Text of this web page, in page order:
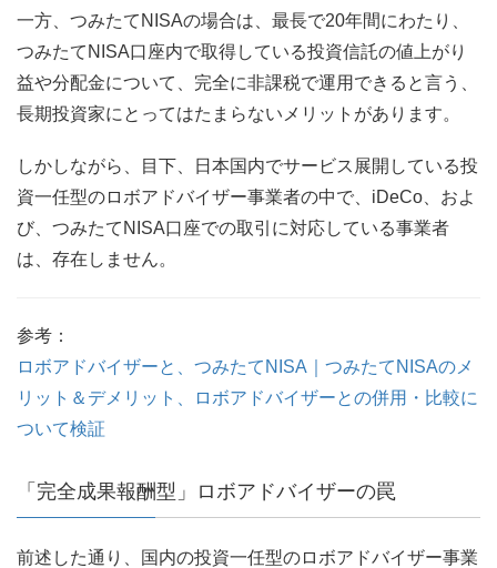
一方、つみたてNISAの場合は、最長で20年間にわたり、
つみたてNISA口座内で取得している投資信託の値上がり
益や分配金について、完全に非課税で運用できると言う、
長期投資家にとってはたまらないメリットがあります。
しかしながら、目下、日本国内でサービス展開している投
資一任型のロボアドバイザー事業者の中で、iDeCo、およ
び、つみたてNISA口座での取引に対応している事業者
は、存在しません。
参考：
ロボアドバイザーと、つみたてNISA｜つみたてNISAのメ
リット＆デメリット、ロボアドバイザーとの併用・比較に
ついて検証
「完全成果報酬型」ロボアドバイザーの罠
前述した通り、国内の投資一任型のロボアドバイザー事業